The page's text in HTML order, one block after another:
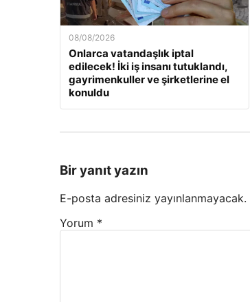
08/08/2026
Onlarca vatandaşlık iptal
edilecek! İki iş insanı tutuklandı,
gayrimenkuller ve şirketlerine el
konuldu
Bir yanıt yazın
E-posta adresiniz yayınlanmayacak.
Yorum *